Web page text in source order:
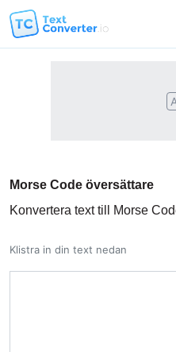
Morse Code översättare
Konvertera text till Morse
Klistra in din text nedan